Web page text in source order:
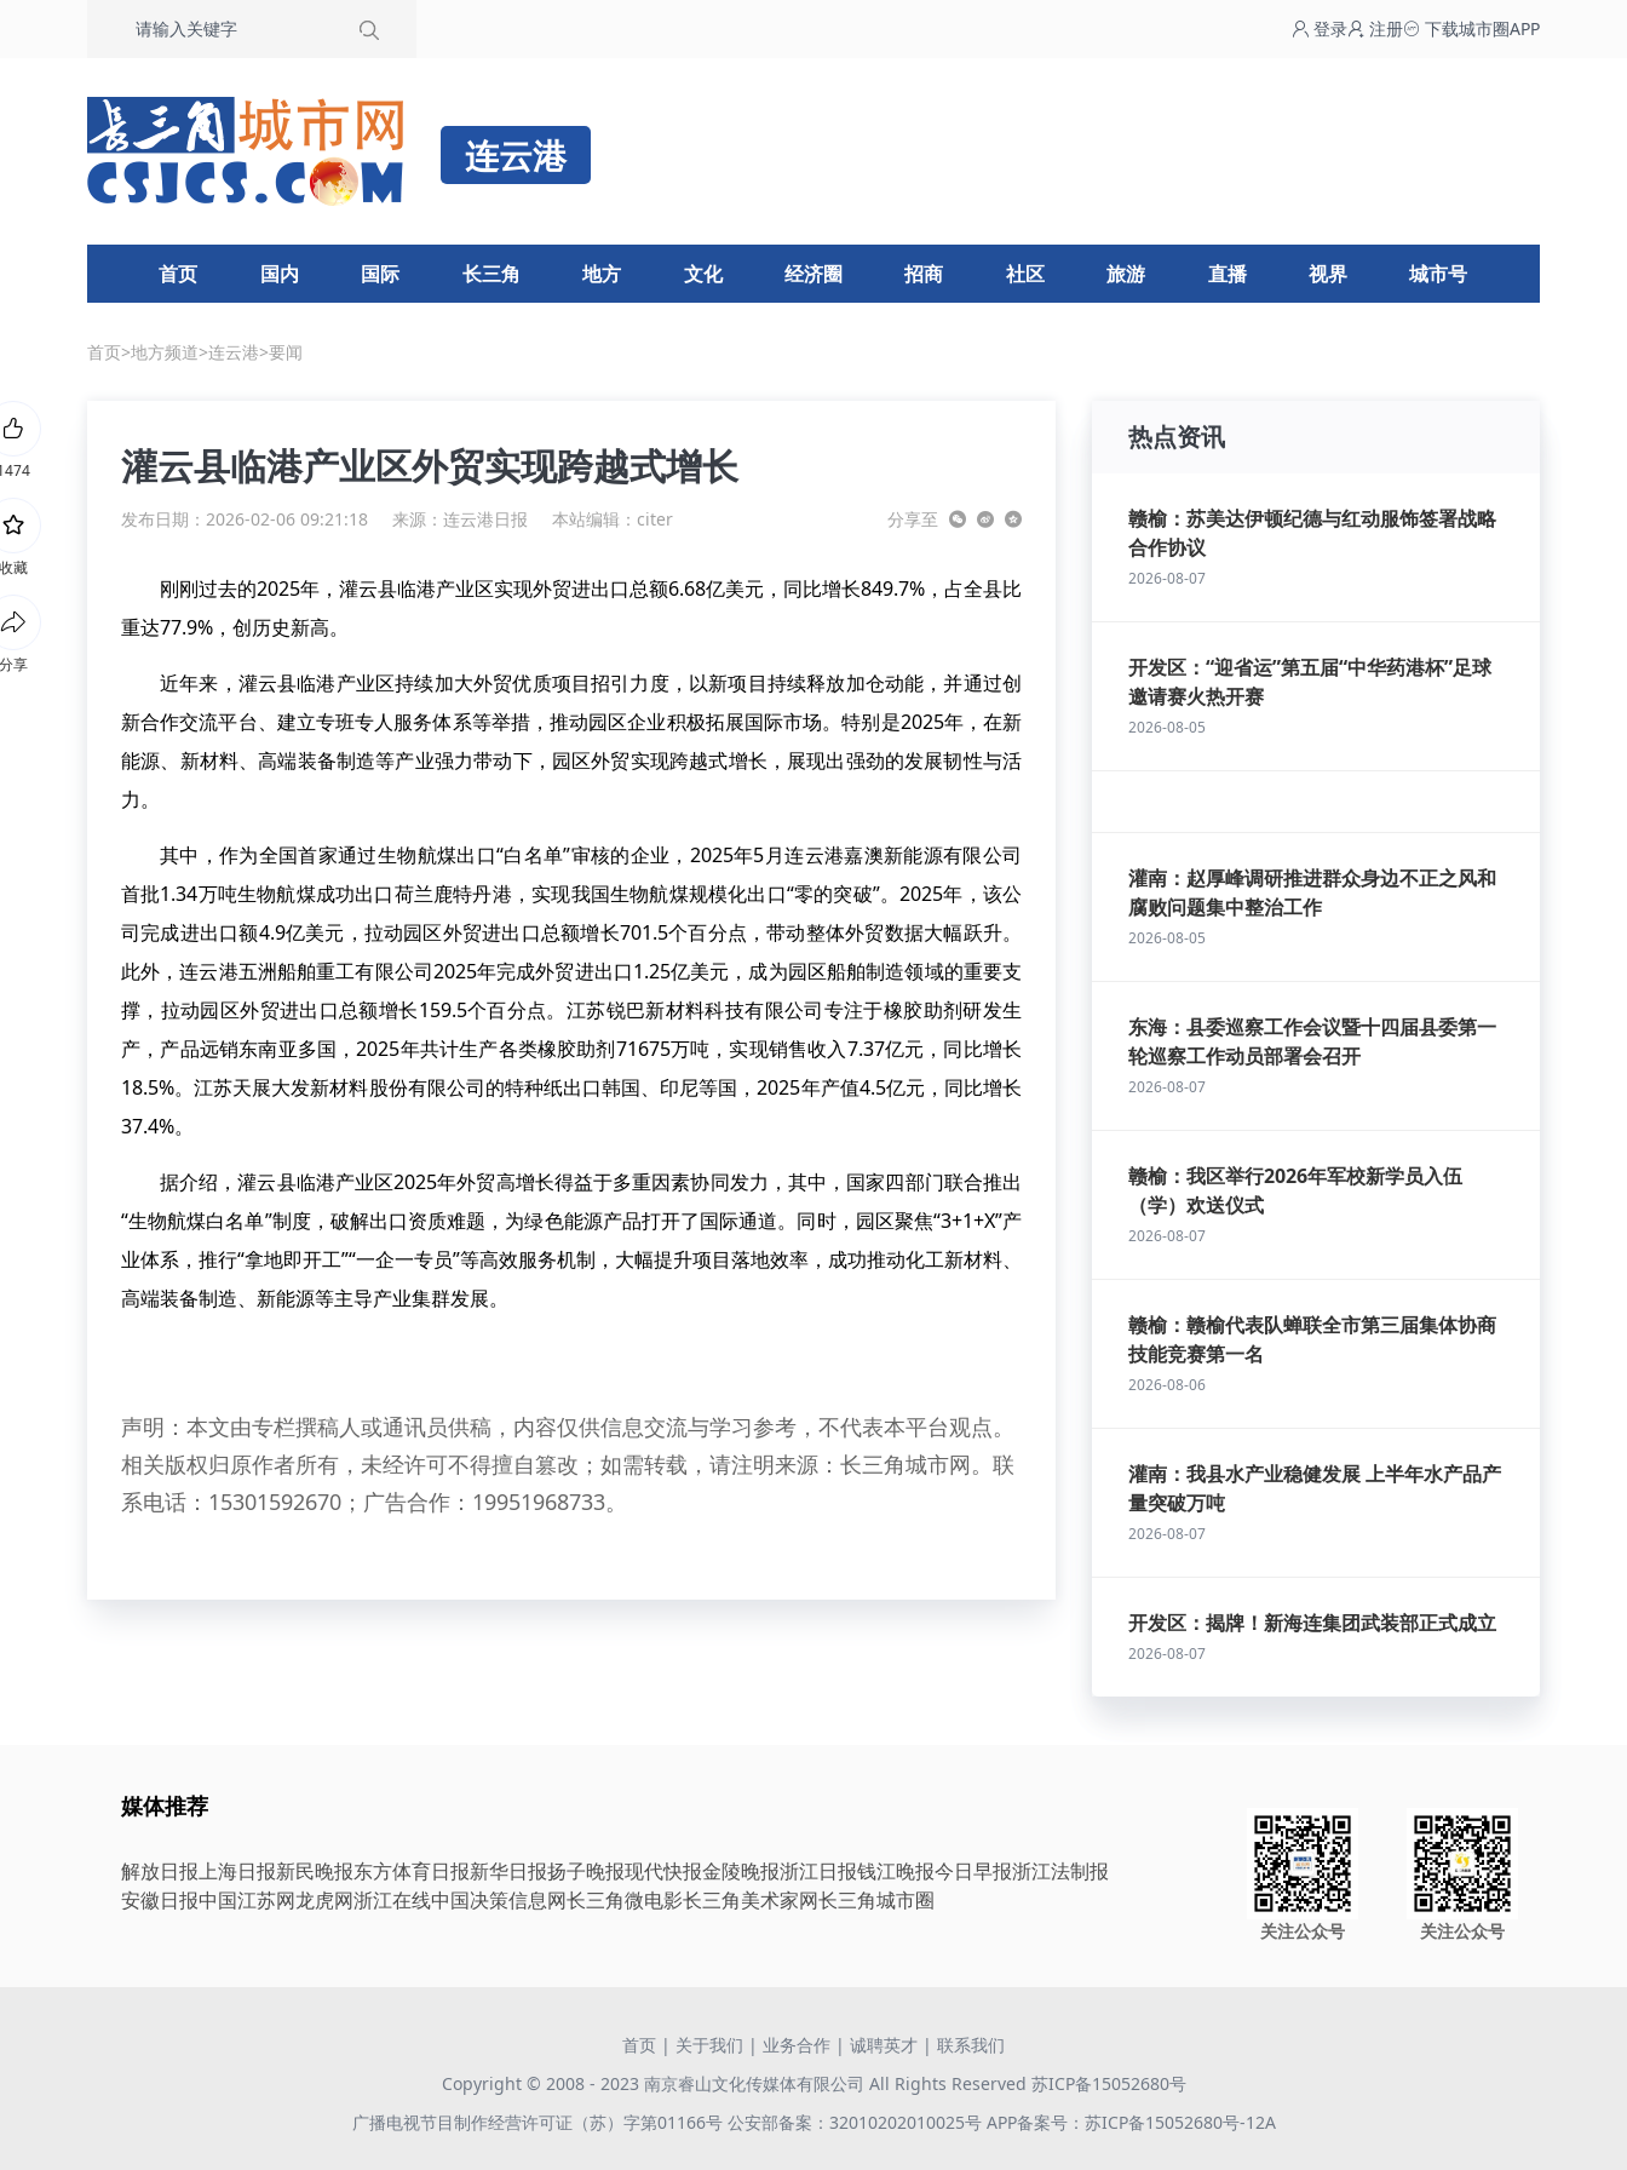
登录 注册 下载城市圈APP
连云港
首页 国内 国际 长三角 地方 文化 经济圈 招商 社区 旅游 直播 视界 城市号
首页>地方频道>连云港>要闻
灌云县临港产业区外贸实现跨越式增长
发布日期：2026-02-06 09:21:18 来源： 连云港日报 本站编辑：citer 分享至
刚刚过去的2025年，灌云县临港产业区实现外贸进出口总额6.68亿美元，同比增长849.7%，占全县比
重达77.9%，创历史新高。
近年来，灌云县临港产业区持续加大外贸优质项目招引力度，以新项目持续释放加仓动能，并通过创
新合作交流平台、建立专班专人服务体系等举措，推动园区企业积极拓展国际市场。特别是2025年，在新
能源、新材料、高端装备制造等产业强力带动下，园区外贸实现跨越式增长，展现出强劲的发展韧性与活
力。
其中，作为全国首家通过生物航煤出口“白名单”审核的企业，2025年5月连云港嘉澳新能源有限公司
首批1.34万吨生物航煤成功出口荷兰鹿特丹港，实现我国生物航煤规模化出口“零的突破”。2025年，该公
司完成进出口额4.9亿美元，拉动园区外贸进出口总额增长701.5个百分点，带动整体外贸数据大幅跃升。
此外，连云港五洲船舶重工有限公司2025年完成外贸进出口1.25亿美元，成为园区船舶制造领域的重要支
撑，拉动园区外贸进出口总额增长159.5个百分点。江苏锐巴新材料科技有限公司专注于橡胶助剂研发生
产，产品远销东南亚多国，2025年共计生产各类橡胶助剂71675万吨，实现销售收入7.37亿元，同比增长
18.5%。江苏天展大发新材料股份有限公司的特种纸出口韩国、印尼等国，2025年产值4.5亿元，同比增长
37.4%。
据介绍，灌云县临港产业区2025年外贸高增长得益于多重因素协同发力，其中，国家四部门联合推出
“生物航煤白名单”制度，破解出口资质难题，为绿色能源产品打开了国际通道。同时，园区聚焦“3+1+X”产
业体系，推行“拿地即开工”“一企一专员”等高效服务机制，大幅提升项目落地效率，成功推动化工新材料、
高端装备制造、新能源等主导产业集群发展。
声明：本文由专栏撰稿人或通讯员供稿，内容仅供信息交流与学习参考，不代表本平台观点。
相关版权归原作者所有，未经许可不得擅自篡改；如需转载，请注明来源：长三角城市网。联
系电话：15301592670；广告合作：19951968733。
热点资讯
赣榆：苏美达伊顿纪德与红动服饰签署战略
合作协议
2026-08-07
开发区：“迎省运”第五届“中华药港杯”足球
邀请赛火热开赛
2026-08-05
灌南：赵厚峰调研推进群众身边不正之风和
腐败问题集中整治工作
2026-08-05
东海：县委巡察工作会议暨十四届县委第一
轮巡察工作动员部署会召开
2026-08-07
赣榆：我区举行2026年军校新学员入伍
（学）欢送仪式
2026-08-07
赣榆：赣榆代表队蝉联全市第三届集体协商
技能竞赛第一名
2026-08-06
灌南：我县水产业稳健发展 上半年水产品产
量突破万吨
2026-08-07
开发区：揭牌！新海连集团武装部正式成立
2026-08-07
收藏
分享
媒体推荐
解放日报上海日报新民晚报东方体育日报新华日报扬子晚报现代快报金陵晚报浙江日报钱江晚报今日早报浙江法制报
安徽日报中国江苏网龙虎网浙江在线中国决策信息网长三角微电影长三角美术家网长三角城市圈
关注公众号 关注公众号
首页 | 关于我们 | 业务合作 | 诚聘英才 | 联系我们
Copyright © 2008 - 2023 南京睿山文化传媒体有限公司 All Rights Reserved 苏ICP备15052680号
广播电视节目制作经营许可证（苏）字第01166号 公安部备案：32010202010025号 APP备案号：苏ICP备15052680号-12A